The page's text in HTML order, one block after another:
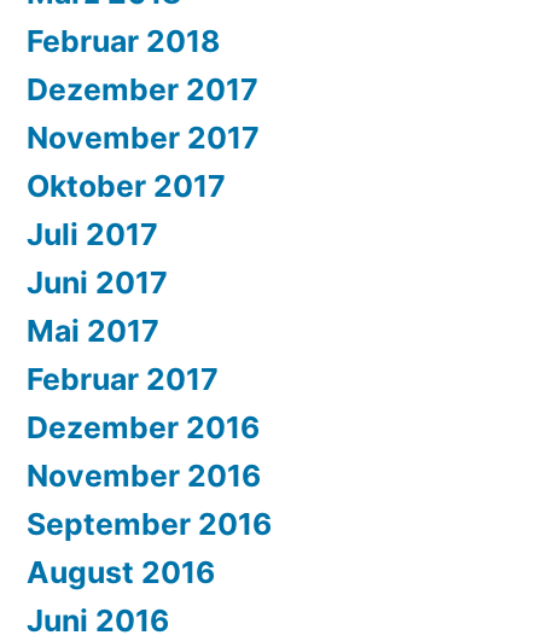
Februar 2018
Dezember 2017
November 2017
Oktober 2017
Juli 2017
Juni 2017
Mai 2017
Februar 2017
Dezember 2016
November 2016
September 2016
August 2016
Juni 2016